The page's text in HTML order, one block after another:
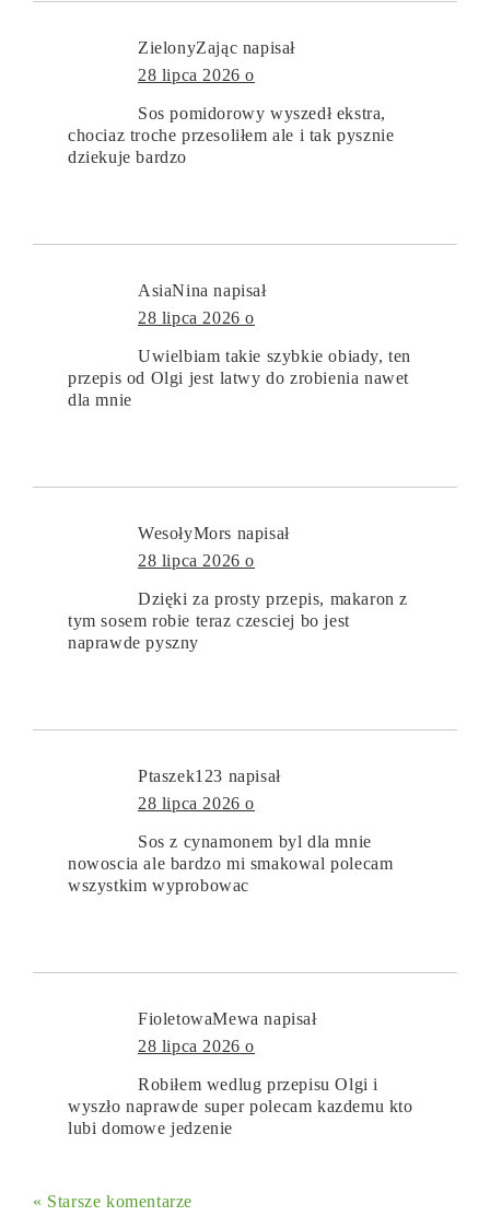
ZielonyZając napisał
28 lipca 2026 o
Sos pomidorowy wyszedł ekstra,
chociaz troche przesoliłem ale i tak pysznie
dziekuje bardzo
AsiaNina napisał
28 lipca 2026 o
Uwielbiam takie szybkie obiady, ten
przepis od Olgi jest latwy do zrobienia nawet
dla mnie
WesołyMors napisał
28 lipca 2026 o
Dzięki za prosty przepis, makaron z
tym sosem robie teraz czesciej bo jest
naprawde pyszny
Ptaszek123 napisał
28 lipca 2026 o
Sos z cynamonem byl dla mnie
nowoscia ale bardzo mi smakowal polecam
wszystkim wyprobowac
FioletowaMewa napisał
28 lipca 2026 o
Robiłem wedlug przepisu Olgi i
wyszło naprawde super polecam kazdemu kto
lubi domowe jedzenie
« Starsze komentarze